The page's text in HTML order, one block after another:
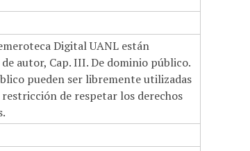
Digital UANL están
autor, Cap. III. De dominio público.
pueden ser libremente utilizadas
de respetar los derechos